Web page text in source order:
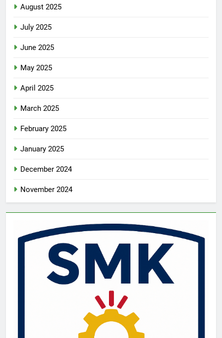
August 2025
July 2025
June 2025
May 2025
April 2025
March 2025
February 2025
January 2025
December 2024
November 2024